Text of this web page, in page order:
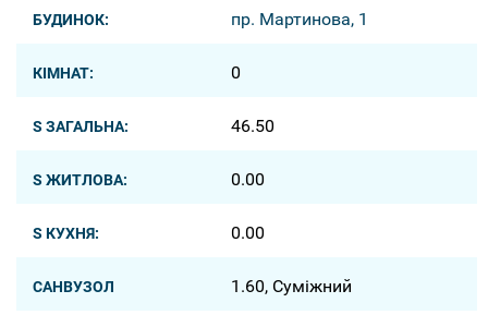
БУДИНОК: пр. Мартинова, 1
КІМНАТ: 0
S ЗАГАЛЬНА: 46.50
S ЖИТЛОВА: 0.00
S КУХНЯ: 0.00
САНВУЗОЛ 1.60, Суміжний